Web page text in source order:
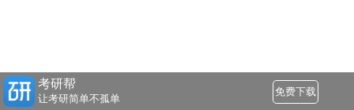
考研帮
让考研简单不孤单
免费下载